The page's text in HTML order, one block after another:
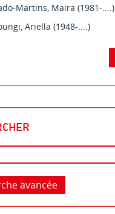
Martins, Maira (1981-....)
Ariella (1948-....)
avancée